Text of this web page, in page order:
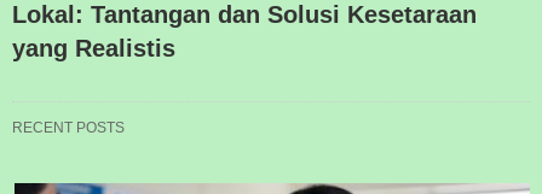
Lokal: Tantangan dan Solusi Kesetaraan
yang Realistis
RECENT POSTS